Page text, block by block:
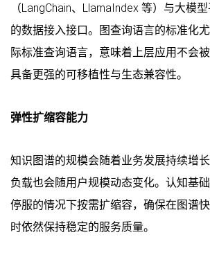
（LangChain、LlamaIndex 等）与大模
的数据接入接口。图查询语言的标准化
际标准查询语言，意味着上层应用不会被
具备更强的可移植性与生态兼容性。
弹性扩缩容能力
知识图谱的规模会随着业务发展持续增
负载也会随用户规模动态变化。认知基
停服的情况下按需扩缩容，确保在图谱
时依然保持稳定的服务质量。